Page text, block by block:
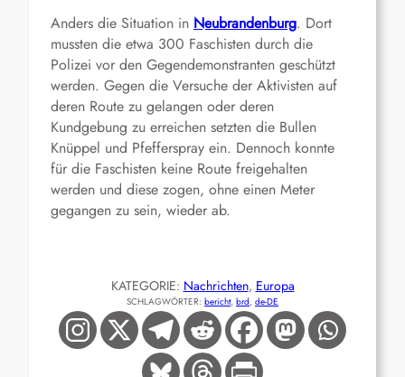
Anders die Situation in Neubrandenburg. Dort
mussten die etwa 300 Faschisten durch die
Polizei vor den Gegendemonstranten geschützt
werden. Gegen die Versuche der Aktivisten auf
deren Route zu gelangen oder deren
Kundgebung zu erreichen setzten die Bullen
Knüppel und Pfefferspray ein. Dennoch konnte
für die Faschisten keine Route freigehalten
werden und diese zogen, ohne einen Meter
gegangen zu sein, wieder ab.
KATEGORIE: Nachrichten, Europa
SCHLAGWÖRTER: bericht, brd, de-DE